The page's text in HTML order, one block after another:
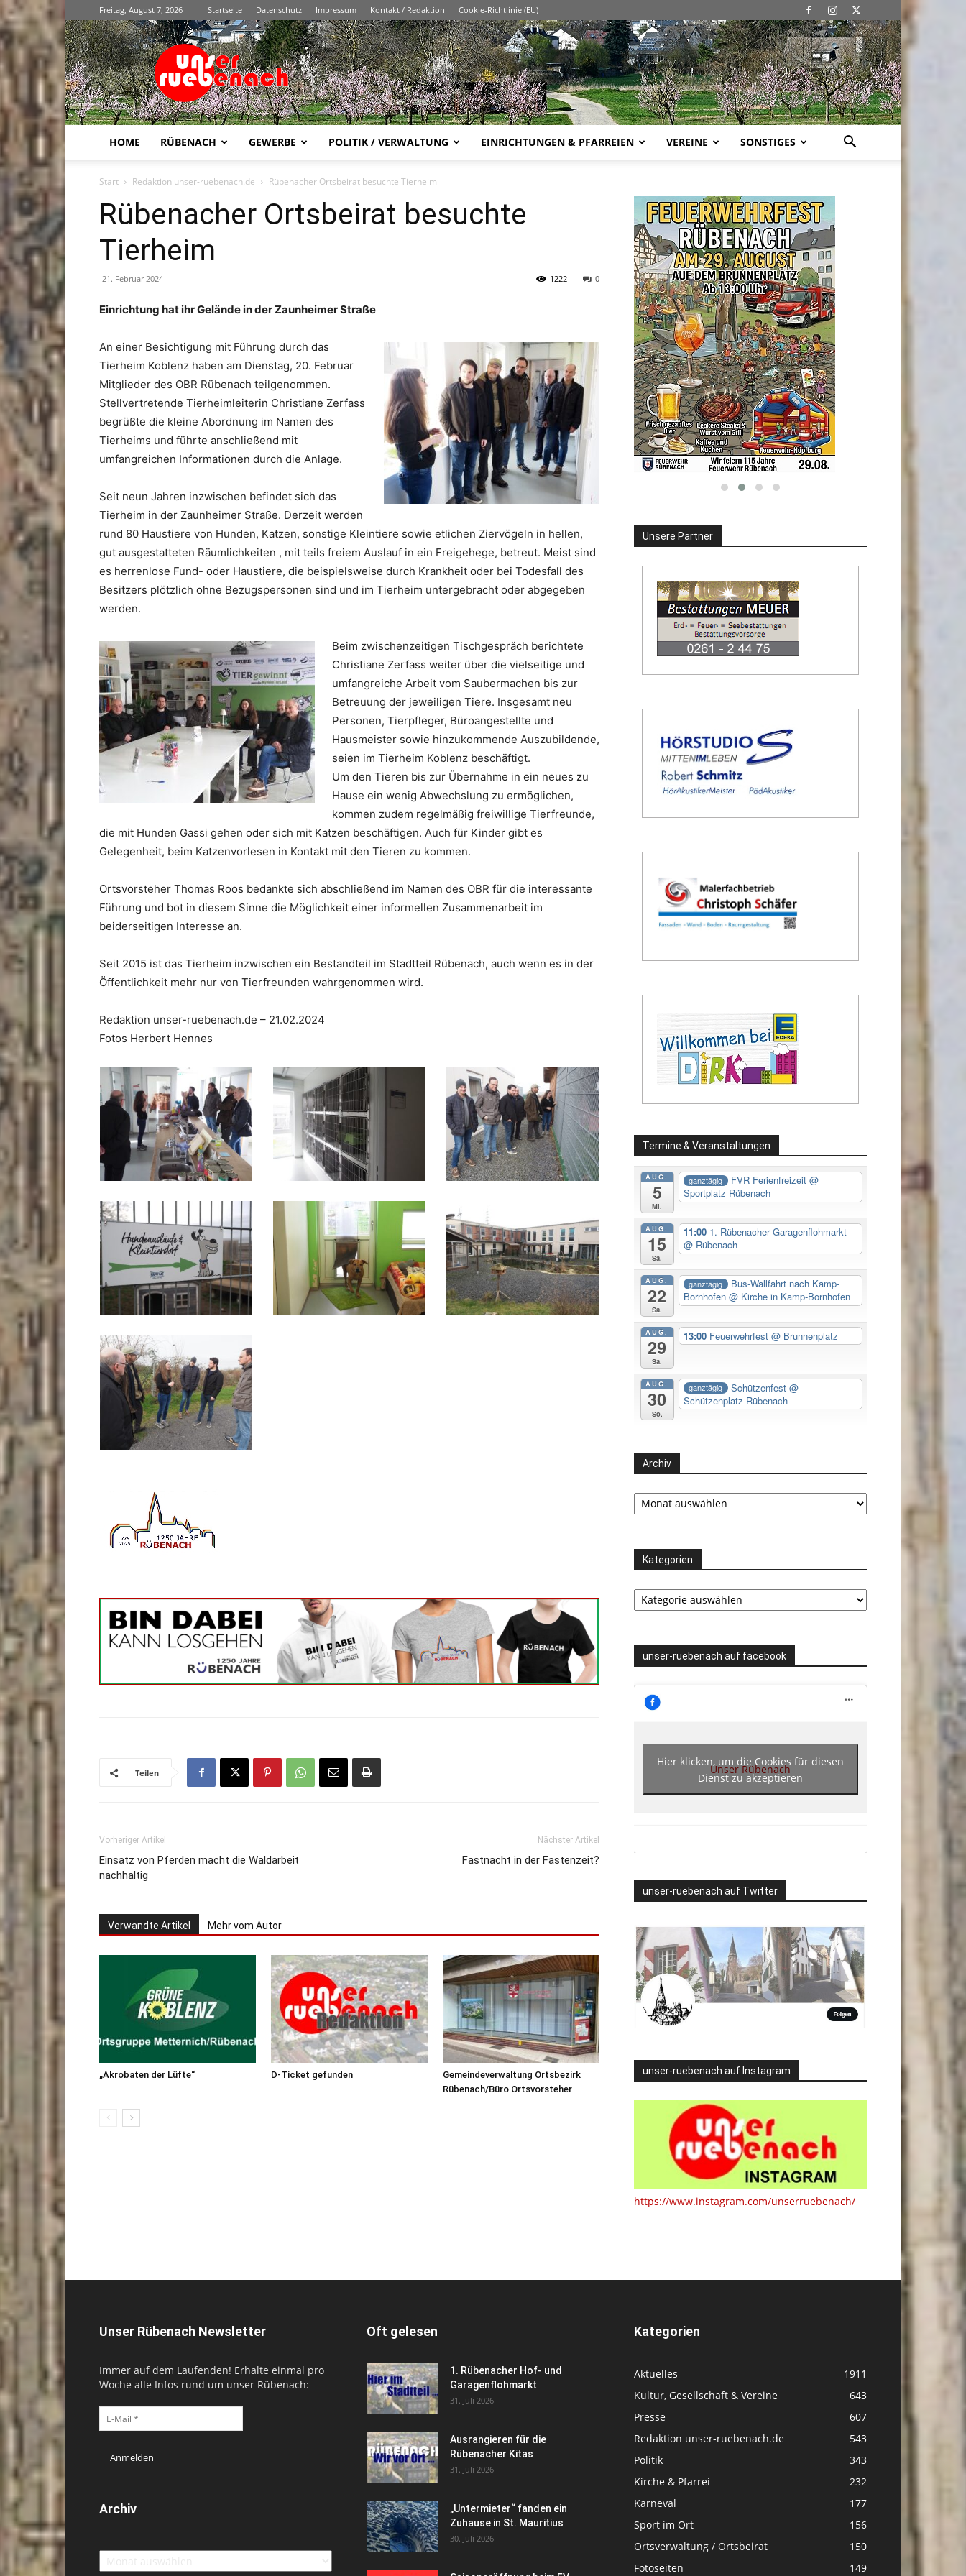
Freitag, August 7, 2026 Startseite Datenschutz Impressum Kontakt / Redaktion Cookie-Richtlinie (EU)
Unser
Rübenach
HOME RÜBENACH GEWERBE POLITIK / VERWALTUNG EINRICHTUNGEN & PFARREIEN VEREINE SONSTIGES
Start Redaktion unser-ruebenach.de Rübenacher Ortsbeirat besuchte Tierheim
Rübenacher Ortsbeirat besuchte
Tierheim
21. Februar 2024 0
1222
Einrichtung hat ihr Gelände in der Zaunheimer Straße
An einer Besichtigung mit Führung durch das
Tierheim Koblenz haben am Dienstag, 20. Februar
Mitglieder des OBR Rübenach teilgenommen.
Stellvertretende Tierheimleiterin Christiane Zerfass
begrüßte die kleine Abordnung im Namen des
Tierheims und führte anschließend mit
umfangreichen Informationen durch die Anlage.
Seit neun Jahren inzwischen befindet sich das
Tierheim in der Zaunheimer Straße. Derzeit werden
rund 80 Haustiere von Hunden, Katzen, sonstige Kleintiere sowie etlichen Ziervögeln in hellen,
gut ausgestatteten Räumlichkeiten , mit teils freiem Auslauf in ein Freigehege, betreut. Meist sind
es herrenlose Fund- oder Haustiere, die beispielsweise durch Krankheit oder bei Todesfall des
Besitzers plötzlich ohne Bezugspersonen sind und im Tierheim untergebracht oder abgegeben
werden.
Beim zwischenzeitigen Tischgespräch berichtete
Christiane Zerfass weiter über die vielseitige und
umfangreiche Arbeit vom Saubermachen bis zur
Betreuung der jeweiligen Tiere. Insgesamt neu
Personen, Tierpfleger, Büroangestellte und
Hausmeister sowie hinzukommende Auszubildende,
seien im Tierheim Koblenz beschäftigt.
Um den Tieren bis zur Übernahme in ein neues zu
Hause ein wenig Abwechslung zu ermöglichen,
kommen zudem regelmäßig freiwillige Tierfreunde,
die mit Hunden Gassi gehen oder sich mit Katzen beschäftigen. Auch für Kinder gibt es
Gelegenheit, beim Katzenvorlesen in Kontakt mit den Tieren zu kommen.
Ortsvorsteher Thomas Roos bedankte sich abschließend im Namen des OBR für die interessante
Führung und bot in diesem Sinne die Möglichkeit einer informellen Zusammenarbeit im
beiderseitigen Interesse an.
Seit 2015 ist das Tierheim inzwischen ein Bestandteil im Stadtteil Rübenach, auch wenn es in der
Öffentlichkeit mehr nur von Tierfreunden wahrgenommen wird.
Redaktion unser-ruebenach.de – 21.02.2024
Fotos Herbert Hennes
Teilen
Vorheriger Artikel
Einsatz von Pferden macht die Waldarbeit
nachhaltig
Nächster Artikel
Fastnacht in der Fastenzeit?
Verwandte Artikel Mehr vom Autor
„Akrobaten der Lüfte“ D-Ticket gefunden
Gemeindeverwaltung Ortsbezirk
Rübenach/Büro Ortsvorsteher
Unsere Partner
Termine & Veranstaltungen
AUG.
5
Mi.
ganztägig FVR Ferienfreizeit@
Sportplatz Rübenach
AUG.
15
Sa.
11:00 1. Rübenacher Garagenflohmarkt
@ Rübenach
AUG.
22
Sa.
ganztägig
Bus-Wallfahrt nach Kamp-
Bornhofen @ Kirche in Kamp-Bornhofen
AUG.
29
Sa.
13:00 Feuerwehrfest @ Brunnenplatz
AUG.
30
So.
ganztägig Schützenfest@
Schützenplatz Rübenach
Archiv
Archiv
Kategorien
Kategorien
unser-ruebenach auf facebook
Unser Rübenach
Hier klicken, um die Cookies für diesen
Dienst zu akzeptieren
unser-ruebenach auf Twitter
unser-ruebenach auf Instagram
https://www.instagram.com/unserruebenach/
Unser Rübenach Newsletter
Immer auf dem Laufenden! Erhalte einmal pro
Woche alle Infos rund um unser Rübenach:
Archiv
Archiv
Oft gelesen
1. Rübenacher Hof- und
Garagenflohmarkt
31. Juli 2026
Ausrangieren für die
Rübenacher Kitas
31. Juli 2026
„Untermieter“ fanden ein
Zuhause in St. Mauritius
30. Juli 2026
Kategorien
Aktuelles
1911
Kultur, Gesellschaft & Vereine
643
Presse
607
Redaktion unser-ruebenach.de
543
Politik
343
Kirche & Pfarrei
232
Karneval
177
Sport im Ort
156
Ortsverwaltung / Ortsbeirat
150
Fotoseiten
149